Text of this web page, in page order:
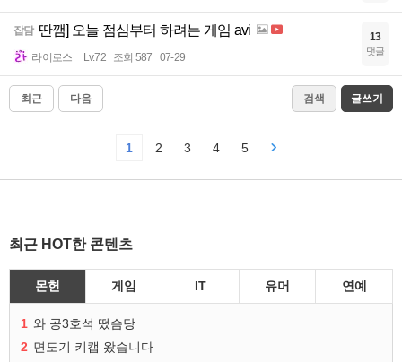
잡담 딴깸] 오늘 점심부터 하려는 게임 avi
라이로스 Lv.72 조회 587 07-29
13
댓글
최근 다음 검색 글쓰기
1 2 3 4 5
최근 HOT한 콘텐츠
몬헌 게임 IT 유머 연예
1 와 공3호석 떴슴당
2 면도기 키캡 왔습니다